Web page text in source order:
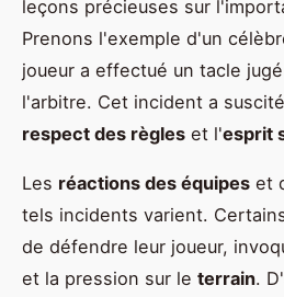
leçons précieuses sur
Prenons l'exemple d'un
joueur a effectué un tacle
l'arbitre. Cet incident a
respect des règles et l'esprit
Les réactions des équipes et
tels incidents varient.
de défendre leur joueur,
et la pression sur le terrain.